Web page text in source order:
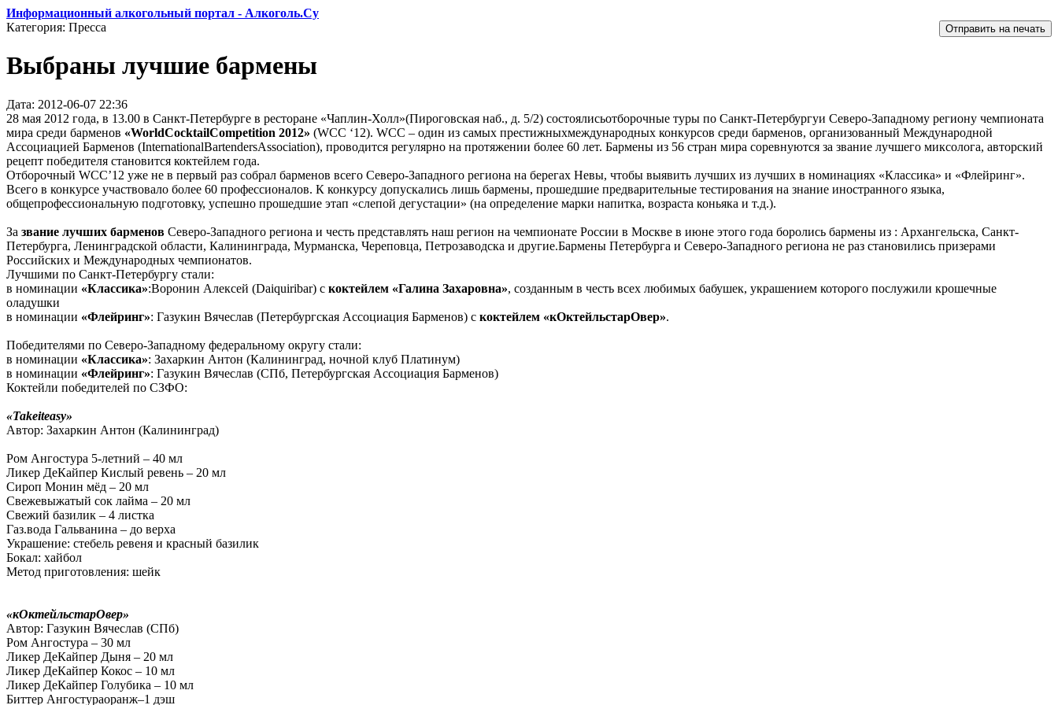
Информационный алкогольный портал - Алкоголь.Су
Категория: Пресса
Выбраны лучшие бармены
Дата: 2012-06-07 22:36
28 мая 2012 года, в 13.00 в Санкт-Петербурге в ресторане «Чаплин-Холл»(Пироговская наб., д. 5/2) состоялисьотборочные туры по Санкт-Петербургуи Северо-Западному региону чемпионата
мира среди барменов «WorldCocktailCompetition 2012» (WCC ‘12). WCC – один из самых престижныхмеждународных конкурсов среди барменов, организованный Международной
Ассоциацией Барменов (InternationalBartendersAssociation), проводится регулярно на протяжении более 60 лет. Бармены из 56 стран мира соревнуются за звание лучшего миксолога, авторский
рецепт победителя становится коктейлем года.
Отборочный WCC’12 уже не в первый раз собрал барменов всего Северо-Западного региона на берегах Невы, чтобы выявить лучших из лучших в номинациях «Классика» и «Флейринг».
Всего в конкурсе участвовало более 60 профессионалов. К конкурсу допускались лишь бармены, прошедшие предварительные тестирования на знание иностранного языка,
общепрофессиональную подготовку, успешно прошедшие этап «слепой дегустации» (на определение марки напитка, возраста коньяка и т.д.).
За звание лучших барменов Северо-Западного региона и честь представлять наш регион на чемпионате России в Москве в июне этого года боролись бармены из : Архангельска, Санкт-
Петербурга, Ленинградской области, Калининграда, Мурманска, Череповца, Петрозаводска и другие.Бармены Петербурга и Северо-Западного региона не раз становились призерами
Российских и Международных чемпионатов.
Лучшими по Санкт-Петербургу стали:
в номинации «Классика»:Воронин Алексей (Daiquiribar) с коктейлем «Галина Захаровна», созданным в честь всех любимых бабушек, украшением которого послужили крошечные
оладушки
в номинации «Флейринг»: Газукин Вячеслав (Петербургская Ассоциация Барменов) с коктейлем «кОктейльстарОвер».
Победителями по Северо-Западному федеральному округу стали:
в номинации «Классика»: Захаркин Антон (Калининград, ночной клуб Платинум)
в номинации «Флейринг»: Газукин Вячеслав (СПб, Петербургская Ассоциация Барменов)
Коктейли победителей по СЗФО:
«Takeiteasy»
Автор: Захаркин Антон (Калининград)
Ром Ангостура 5-летний – 40 мл
Ликер ДеКайпер Кислый ревень – 20 мл
Сироп Монин мёд – 20 мл
Свежевыжатый сок лайма – 20 мл
Свежий базилик – 4 листка
Газ.вода Гальванина – до верха
Украшение: стебель ревеня и красный базилик
Бокал: хайбол
Метод приготовления: шейк
«кОктейльстарОвер»
Автор: Газукин Вячеслав (СПб)
Ром Ангостура – 30 мл
Ликер ДеКайпер Дыня – 20 мл
Ликер ДеКайпер Кокос – 10 мл
Ликер ДеКайпер Голубика – 10 мл
Биттер Ангостураоранж–1 дэш